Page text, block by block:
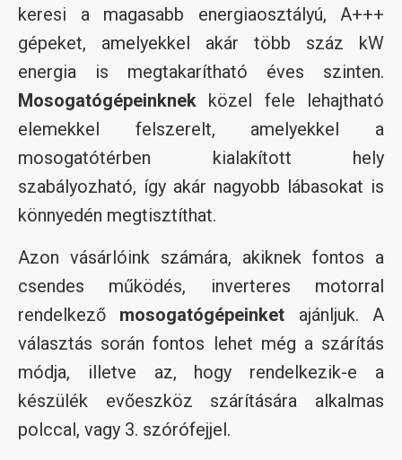
keresi a magasabb energiaosztályú, A+++
gépeket, amelyekkel akár több száz kW
energia is megtakarítható éves szinten.
Mosogatógépeinknek közel fele lehajtható
elemekkel felszerelt, amelyekkel a
mosogatótérben kialakított hely
szabályozható, így akár nagyobb lábasokat is
könnyedén megtisztíthat.
Azon vásárlóink számára, akiknek fontos a
csendes működés, inverteres motorral
rendelkező mosogatógépeinket ajánljuk. A
választás során fontos lehet még a szárítás
módja, illetve az, hogy rendelkezik-e a
készülék evőeszköz szárítására alkalmas
polccal, vagy 3. szórófejjel.